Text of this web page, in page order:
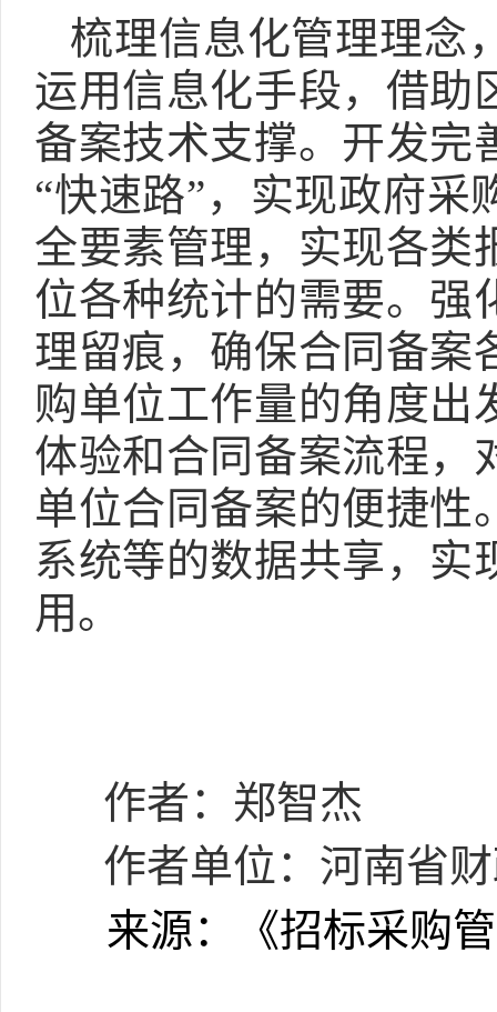
梳理信息化管理理念
运用信息化手段，借助
备案技术支撑。开发完
“快速路”，实现政府
全要素管理，实现各类
位各种统计的需要。强
理留痕，确保合同备案
购单位工作量的角度出
体验和合同备案流程，
单位合同备案的便捷性
系统等的数据共享，实
用。
作者：郑智杰
作者单位：河南省
来源：《招标采购